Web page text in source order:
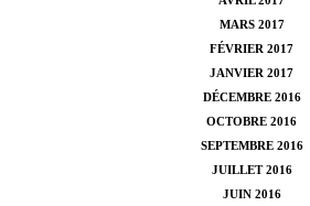
MARS 2017
FÉVRIER 2017
JANVIER 2017
DÉCEMBRE 2016
OCTOBRE 2016
SEPTEMBRE 2016
JUILLET 2016
JUIN 2016